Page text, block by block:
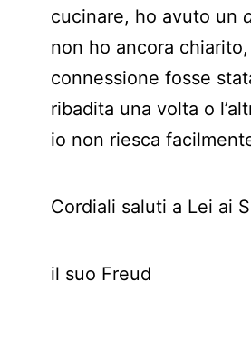
cucinare, ho avuto un
non ho ancora
connessione fosse
ribadita una volta o
io non riesca
Cordiali saluti a Lei ai
il suo Freud